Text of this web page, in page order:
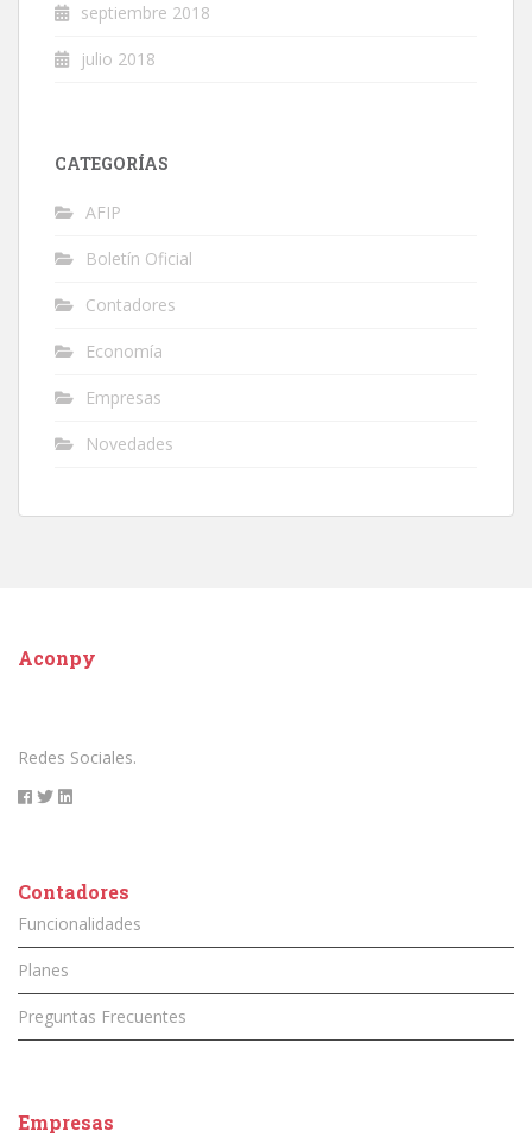
septiembre 2018
julio 2018
CATEGORÍAS
AFIP
Boletín Oficial
Contadores
Economía
Empresas
Novedades
Aconpy
Redes Sociales.
Contadores
Funcionalidades
Planes
Preguntas Frecuentes
Empresas